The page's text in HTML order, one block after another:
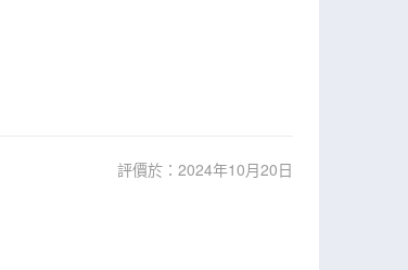
評價於：2024年10月20日